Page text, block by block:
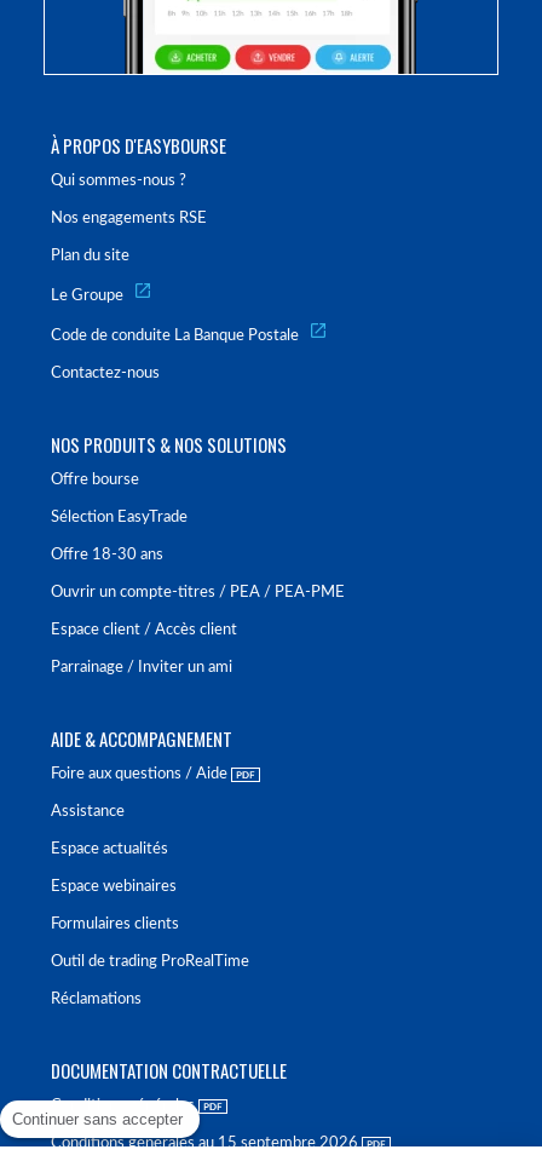
À PROPOS D'EASYBOURSE
Qui sommes-nous ?
Nos engagements RSE
Plan du site
Le Groupe
Code de conduite La Banque Postale
Contactez-nous
NOS PRODUITS & NOS SOLUTIONS
Offre bourse
Sélection EasyTrade
Offre 18-30 ans
Ouvrir un compte-titres / PEA / PEA-PME
Espace client / Accès client
Parrainage / Inviter un ami
AIDE & ACCOMPAGNEMENT
Foire aux questions / Aide
Assistance
Espace actualités
Espace webinaires
Formulaires clients
Outil de trading ProRealTime
Réclamations
DOCUMENTATION CONTRACTUELLE
Conditions générales
Conditions générales au 15 septembre 2026
Continuer sans accepter